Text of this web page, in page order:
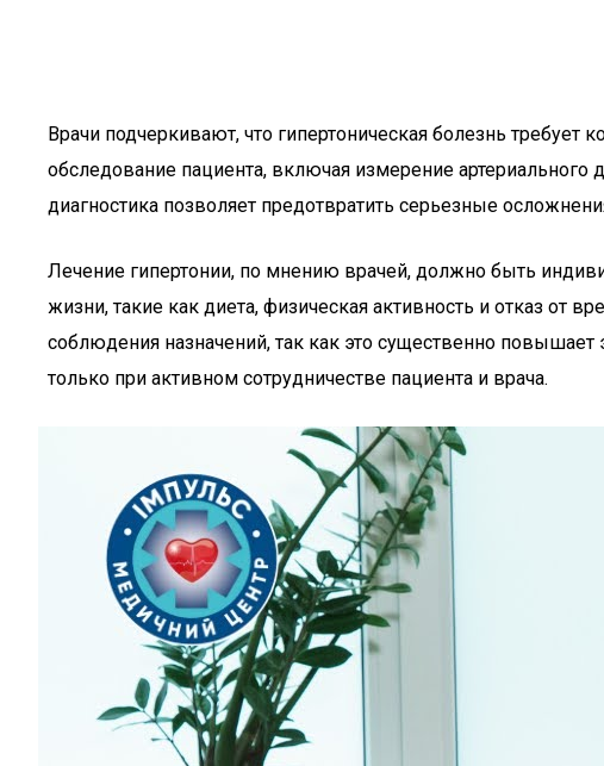
Врачи подчеркивают, что гипертоническая болезнь
обследование пациента, включая измерение
диагностика позволяет предотвратить серьезные
Лечение гипертонии, по мнению врачей, должно быть
жизни, такие как диета, физическая активность и отказ от
соблюдения назначений, так как это существенно
только при активном сотрудничестве пациента и врача.